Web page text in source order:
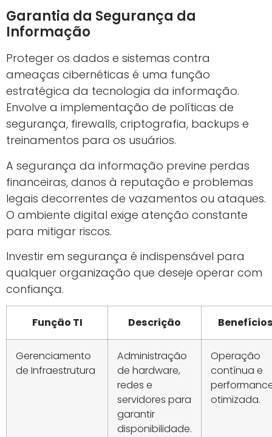
Garantia da Segurança da
Informação
Proteger os dados e sistemas contra
ameaças cibernéticas é uma função
estratégica da tecnologia da informação.
Envolve a implementação de políticas de
segurança, firewalls, criptografia, backups e
treinamentos para os usuários.
A segurança da informação previne perdas
financeiras, danos à reputação e problemas
legais decorrentes de vazamentos ou ataques.
O ambiente digital exige atenção constante
para mitigar riscos.
Investir em segurança é indispensável para
qualquer organização que deseje operar com
confiança.
Função TI Descrição
Gerenciamento
de Infraestrutura
Administração
de hardware,
redes e
servidores para
garantir
disponibilidade.
Operação
contínua e
otimizada.